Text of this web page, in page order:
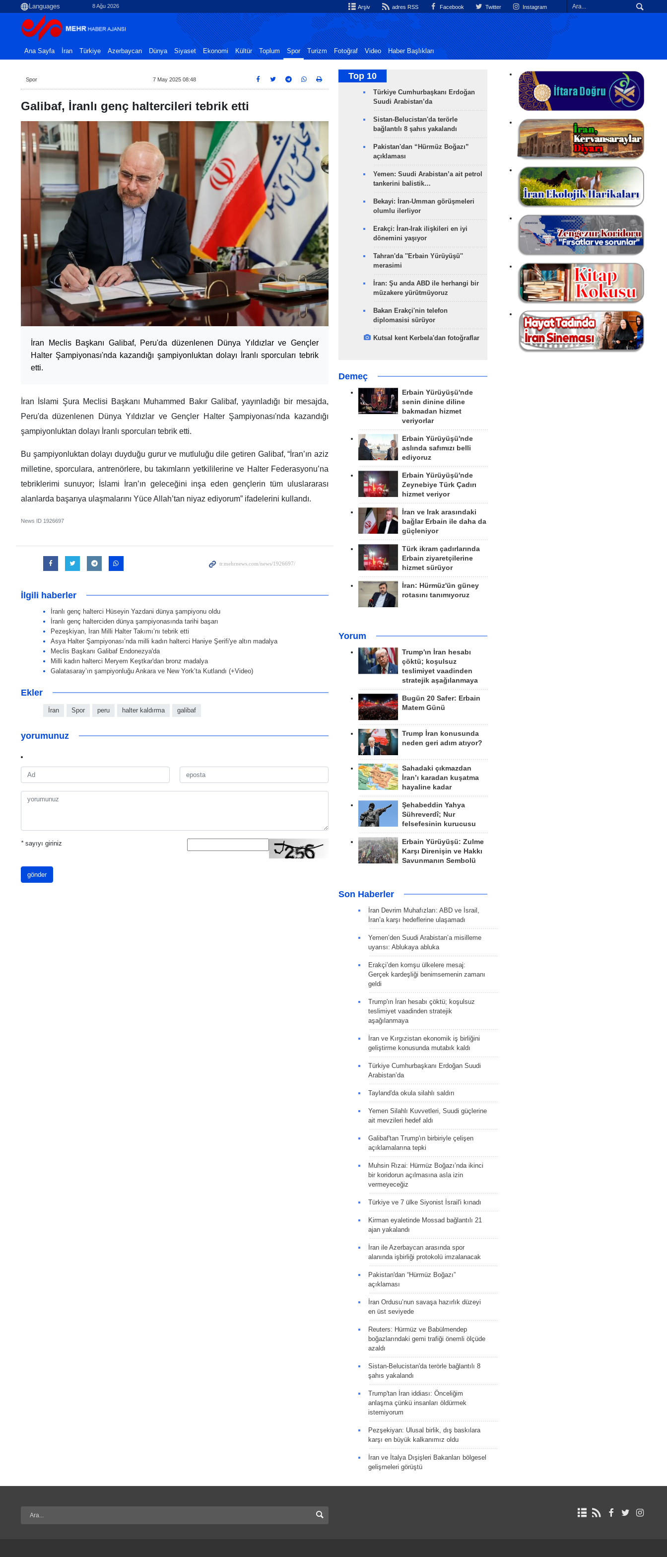
8 Ağu 2026 Arşiv adres RSS Facebook Twitter Instagram
Ana Sayfa İran Türkiye Azerbaycan Dünya Siyaset Ekonomi Kültür Toplum Spor Turizm Fotoğraf Video Haber Başlıkları
Spor 7 May 2025 08:48
Galibaf, İranlı genç haltercileri tebrik etti
İran Meclis Başkanı Galibaf, Peru'da düzenlenen Dünya Yıldızlar ve Gençler
Halter Şampiyonası'nda kazandığı şampiyonluktan dolayı İranlı sporcuları tebrik
etti.
İran İslami Şura Meclisi Başkanı Muhammed Bakır Galibaf, yayınladığı bir mesajda,
Peru'da düzenlenen Dünya Yıldızlar ve Gençler Halter Şampiyonası'nda kazandığı
şampiyonluktan dolayı İranlı sporcuları tebrik etti.
Bu şampiyonluktan dolayı duyduğu gurur ve mutluluğu dile getiren Galibaf, “İran’ın aziz
milletine, sporculara, antrenörlere, bu takımların yetkililerine ve Halter Federasyonu’na
tebriklerimi sunuyor; İslami İran’ın geleceğini inşa eden gençlerin tüm uluslararası
alanlarda başarıya ulaşmalarını Yüce Allah’tan niyaz ediyorum” ifadelerini kullandı.
News ID 1926697
İlgili haberler
İranlı genç halterci Hüseyin Yazdani dünya şampiyonu oldu
İranlı genç halterciden dünya şampiyonasında tarihi başarı
Pezeşkiyan, İran Milli Halter Takımı’nı tebrik etti
Asya Halter Şampiyonası’nda milli kadın halterci Haniye Şerifi'ye altın madalya
Meclis Başkanı Galibaf Endonezya'da
Milli kadın halterci Meryem Keştkar'dan bronz madalya
Galatasaray’ın şampiyonluğu Ankara ve New York’ta Kutlandı (+Video)
Ekler
İran Spor peru halter kaldırma galibaf
yorumunuz
*sayıyı giriniz
gönder
Top 10
Türkiye Cumhurbaşkanı Erdoğan
Suudi Arabistan’da
Sistan-Belucistan'da terörle
bağlantılı 8 şahıs yakalandı
Pakistan'dan “Hürmüz Boğazı”
açıklaması
Yemen: Suudi Arabistan’a ait petrol
tankerini balistik…
Bekayi: İran-Umman görüşmeleri
olumlu ilerliyor
Erakçi: İran-Irak ilişkileri en iyi
dönemini yaşıyor
Tahran'da ''Erbain Yürüyüşü''
merasimi
İran: Şu anda ABD ile herhangi bir
müzakere yürütmüyoruz
Bakan Erakçi'nin telefon
diplomasisi sürüyor
Kutsal kent Kerbela'dan fotoğraflar
Demeç
Erbain Yürüyüşü'nde
senin dinine diline
bakmadan hizmet
veriyorlar
Erbain Yürüyüşü'nde
aslında safımızı belli
ediyoruz
Erbain Yürüyüşü'nde
Zeynebiye Türk Çadırı
hizmet veriyor
İran ve Irak arasındaki
bağlar Erbain ile daha da
güçleniyor
Türk ikram çadırlarında
Erbain ziyaretçilerine
hizmet sürüyor
İran: Hürmüz'ün güney
rotasını tanımıyoruz
Yorum
Trump'ın İran hesabı
çöktü; koşulsuz
teslimiyet vaadinden
stratejik aşağılanmaya
Bugün 20 Safer: Erbain
Matem Günü
Trump İran konusunda
neden geri adım atıyor?
Sahadaki çıkmazdan
İran’ı karadan kuşatma
hayaline kadar
Şehabeddin Yahya
Sühreverdî; Nur
felsefesinin kurucusu
Erbain Yürüyüşü: Zulme
Karşı Direnişin ve Hakkı
Savunmanın Sembolü
Son Haberler
İran Devrim Muhafızları: ABD ve İsrail,
İran’a karşı hedeflerine ulaşamadı
Yemen’den Suudi Arabistan’a misilleme
uyarısı: Ablukaya abluka
Erakçi’den komşu ülkelere mesaj:
Gerçek kardeşliği benimsemenin zamanı
geldi
Trump'ın İran hesabı çöktü; koşulsuz
teslimiyet vaadinden stratejik
aşağılanmaya
İran ve Kırgızistan ekonomik iş birliğini
geliştirme konusunda mutabık kaldı
Türkiye Cumhurbaşkanı Erdoğan Suudi
Arabistan’da
Tayland'da okula silahlı saldırı
Yemen Silahlı Kuvvetleri, Suudi güçlerine
ait mevzileri hedef aldı
Galibaf'tan Trump'ın birbiriyle çelişen
açıklamalarına tepki
Muhsin Rızai: Hürmüz Boğazı’nda ikinci
bir koridorun açılmasına asla izin
vermeyeceğiz
Türkiye ve 7 ülke Siyonist İsrail'i kınadı
Kirman eyaletinde Mossad bağlantılı 21
ajan yakalandı
İran ile Azerbaycan arasında spor
alanında işbirliği protokolü imzalanacak
Pakistan'dan “Hürmüz Boğazı”
açıklaması
İran Ordusu’nun savaşa hazırlık düzeyi
en üst seviyede
Reuters: Hürmüz ve Babülmendep
boğazlarındaki gemi trafiği önemli ölçüde
azaldı
Sistan-Belucistan'da terörle bağlantılı 8
şahıs yakalandı
Trump'tan İran iddiası: Önceliğim
anlaşma çünkü insanları öldürmek
istemiyorum
Pezşekiyan: Ulusal birlik, dış baskılara
karşı en büyük kalkanımız oldu
İran ve İtalya Dışişleri Bakanları bölgesel
gelişmeleri görüştü